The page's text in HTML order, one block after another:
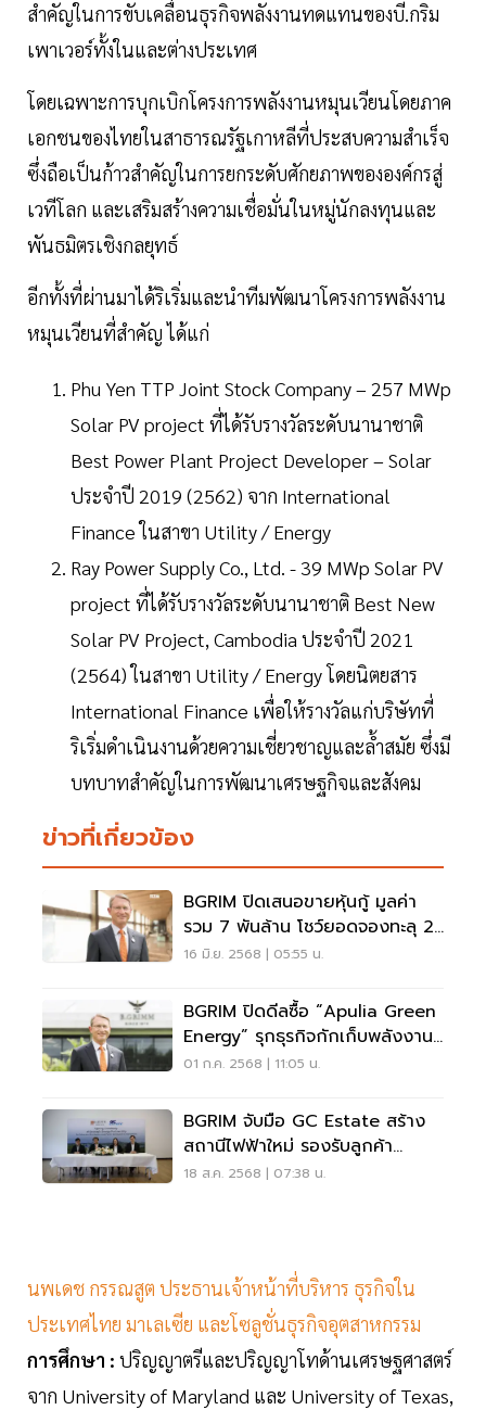
สำคัญในการขับเคลื่อนธุรกิจพลังงานทดแทนของบี.กริม
เพาเวอร์ทั้งในและต่างประเทศ
โดยเฉพาะการบุกเบิกโครงการพลังงานหมุนเวียนโดยภาค
เอกชนของไทยในสาธารณรัฐเกาหลีที่ประสบความสำเร็จ
ซึ่งถือเป็นก้าวสำคัญในการยกระดับศักยภาพขององค์กรสู่
เวทีโลก และเสริมสร้างความเชื่อมั่นในหมู่นักลงทุนและ
พันธมิตรเชิงกลยุทธ์
อีกทั้งที่ผ่านมาได้ริเริ่มและนำทีมพัฒนาโครงการพลังงาน
หมุนเวียนที่สำคัญ ได้แก่
Phu Yen TTP Joint Stock Company – 257 MWp
Solar PV project ที่ได้รับรางวัลระดับนานาชาติ
Best Power Plant Project Developer – Solar
ประจำปี 2019 (2562) จาก International
Finance ในสาขา Utility / Energy
Ray Power Supply Co., Ltd. - 39 MWp Solar PV
project ที่ได้รับรางวัลระดับนานาชาติ Best New
Solar PV Project, Cambodia ประจำปี 2021
(2564) ในสาขา Utility / Energy โดยนิตยสาร
International Finance เพื่อให้รางวัลแก่บริษัทที่
ริเริ่มดำเนินงานด้วยความเชี่ยวชาญและล้ำสมัย ซึ่งมี
บทบาทสำคัญในการพัฒนาเศรษฐกิจและสังคม
ข่าวที่เกี่ยวข้อง
BGRIM ปิดเสนอขายหุ้นกู้ มูลค่า
รวม 7 พันล้าน โชว์ยอดจองทะลุ 2
เท่า
16 มิ.ย. 2568 | 05:55 น.
BGRIM ปิดดีลซื้อ “Apulia Green
Energy” รุกธุรกิจกักเก็บพลังงาน
ในอิตาลี
01 ก.ค. 2568 | 11:05 น.
BGRIM จับมือ GC Estate สร้าง
สถานีไฟฟ้าใหม่ รองรับลูกค้า
อุตสาหกรรมโตต่อเนื่อง
18 ส.ค. 2568 | 07:38 น.
นพเดช กรรณสูต ประธานเจ้าหน้าที่บริหาร ธุรกิจใน
ประเทศไทย มาเลเซีย และโซลูชั่นธุรกิจอุตสาหกรรม
การศึกษา : ปริญญาตรีและปริญญาโทด้านเศรษฐศาสตร์
จาก University of Maryland และ University of Texas,